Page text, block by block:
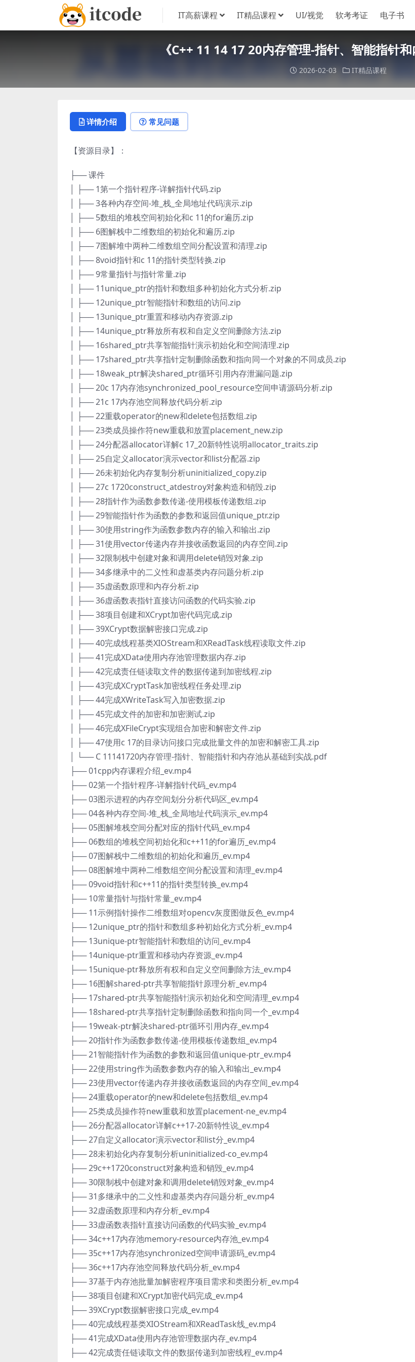
IT高薪课程 IT精品课程 UI/视觉 软考考证 电子书
《C++ 11 14 17 20内存管理-指针、智能指针
2026-02-03 IT精品课程
详情介绍 常见问题
【资源目录】：
├── 课件
│ ├── 1第一个指针程序-详解指针代码.zip
│ ├── 3各种内存空间-堆_栈_全局地址代码演示.zip
│ ├── 5数组的堆栈空间初始化和c 11的for遍历.zip
│ ├── 6图解栈中二维数组的初始化和遍历.zip
│ ├── 7图解堆中两种二维数组空间分配设置和清理.zip
│ ├── 8void指针和c 11的指针类型转换.zip
│ ├── 9常量指针与指针常量.zip
│ ├── 11unique_ptr的指针和数组多种初始化方式分析.zip
│ ├── 12unique_ptr智能指针和数组的访问.zip
│ ├── 13unique_ptr重置和移动内存资源.zip
│ ├── 14unique_ptr释放所有权和自定义空间删除方法.zip
│ ├── 16shared_ptr共享智能指针演示初始化和空间清理.zip
│ ├── 17shared_ptr共享指针定制删除函数和指向同一个对象的不同成员.zip
│ ├── 18weak_ptr解决shared_ptr循环引用内存泄漏问题.zip
│ ├── 20c 17内存池synchronized_pool_resource空间申请源码分析.zip
│ ├── 21c 17内存池空间释放代码分析.zip
│ ├── 22重载operator的new和delete包括数组.zip
│ ├── 23类成员操作符new重载和放置placement_new.zip
│ ├── 24分配器allocator详解c 17_20新特性说明allocator_traits.zip
│ ├── 25自定义allocator演示vector和list分配器.zip
│ ├── 26未初始化内存复制分析uninitialized_copy.zip
│ ├── 27c 1720construct_atdestroy对象构造和销毁.zip
│ ├── 28指针作为函数参数传递-使用模板传递数组.zip
│ ├── 29智能指针作为函数的参数和返回值unique_ptr.zip
│ ├── 30使用string作为函数参数内存的输入和输出.zip
│ ├── 31使用vector传递内存并接收函数返回的内存空间.zip
│ ├── 32限制栈中创建对象和调用delete销毁对象.zip
│ ├── 34多继承中的二义性和虚基类内存问题分析.zip
│ ├── 35虚函数原理和内存分析.zip
│ ├── 36虚函数表指针直接访问函数的代码实验.zip
│ ├── 38项目创建和XCrypt加密代码完成.zip
│ ├── 39XCrypt数据解密接口完成.zip
│ ├── 40完成线程基类XIOStream和XReadTask线程读取文件.zip
│ ├── 41完成XData使用内存池管理数据内存.zip
│ ├── 42完成责任链读取文件的数据传递到加密线程.zip
│ ├── 43完成XCryptTask加密线程任务处理.zip
│ ├── 44完成XWriteTask写入加密数据.zip
│ ├── 45完成文件的加密和加密测试.zip
│ ├── 46完成XFileCrypt实现组合加密和解密文件.zip
│ ├── 47使用c 17的目录访问接口完成批量文件的加密和解密工具.zip
│ └── C 11141720内存管理-指针、智能指针和内存池从基础到实战.pdf
├── 01cpp内存课程介绍_ev.mp4
├── 02第一个指针程序-详解指针代码_ev.mp4
├── 03图示进程的内存空间划分分析代码区_ev.mp4
├── 04各种内存空间-堆_栈_全局地址代码演示_ev.mp4
├── 05图解堆栈空间分配对应的指针代码_ev.mp4
├── 06数组的堆栈空间初始化和c++11的for遍历_ev.mp4
├── 07图解栈中二维数组的初始化和遍历_ev.mp4
├── 08图解堆中两种二维数组空间分配设置和清理_ev.mp4
├── 09void指针和c++11的指针类型转换_ev.mp4
├── 10常量指针与指针常量_ev.mp4
├── 11示例指针操作二维数组对opencv灰度图做反色_ev.mp4
├── 12unique_ptr的指针和数组多种初始化方式分析_ev.mp4
├── 13unique-ptr智能指针和数组的访问_ev.mp4
├── 14unique-ptr重置和移动内存资源_ev.mp4
├── 15unique-ptr释放所有权和自定义空间删除方法_ev.mp4
├── 16图解shared-ptr共享智能指针原理分析_ev.mp4
├── 17shared-ptr共享智能指针演示初始化和空间清理_ev.mp4
├── 18shared-ptr共享指针定制删除函数和指向同一个_ev.mp4
├── 19weak-ptr解决shared-ptr循环引用内存_ev.mp4
├── 20指针作为函数参数传递-使用模板传递数组_ev.mp4
├── 21智能指针作为函数的参数和返回值unique-ptr_ev.mp4
├── 22使用string作为函数参数内存的输入和输出_ev.mp4
├── 23使用vector传递内存并接收函数返回的内存空间_ev.mp4
├── 24重载operator的new和delete包括数组_ev.mp4
├── 25类成员操作符new重载和放置placement-ne_ev.mp4
├── 26分配器allocator详解c++17-20新特性说_ev.mp4
├── 27自定义allocator演示vector和list分_ev.mp4
├── 28未初始化内存复制分析uninitialized-co_ev.mp4
├── 29c++1720construct对象构造和销毁_ev.mp4
├── 30限制栈中创建对象和调用delete销毁对象_ev.mp4
├── 31多继承中的二义性和虚基类内存问题分析_ev.mp4
├── 32虚函数原理和内存分析_ev.mp4
├── 33虚函数表指针直接访问函数的代码实验_ev.mp4
├── 34c++17内存池memory-resource内存池_ev.mp4
├── 35c++17内存池synchronized空间申请源码_ev.mp4
├── 36c++17内存池空间释放代码分析_ev.mp4
├── 37基于内存池批量加解密程序项目需求和类图分析_ev.mp4
├── 38项目创建和XCrypt加密代码完成_ev.mp4
├── 39XCrypt数据解密接口完成_ev.mp4
├── 40完成线程基类XIOStream和XReadTask线_ev.mp4
├── 41完成XData使用内存池管理数据内存_ev.mp4
├── 42完成责任链读取文件的数据传递到加密线程_ev.mp4